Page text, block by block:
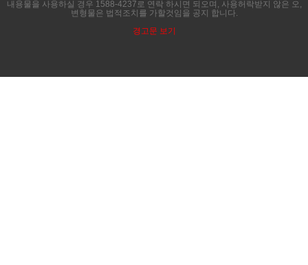
내용물을 사용하실 경우 1588-4237로 연락 하시면 되오며, 사용허락받지 않은 오,
변형물은 법적조치를 가할것임을 공지 합니다.
경고문 보기